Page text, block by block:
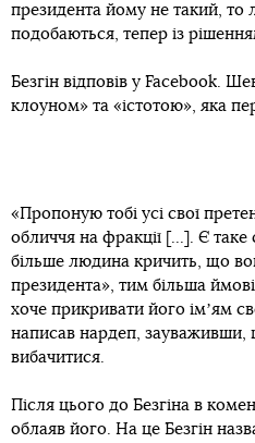
президента йому не такий, то
подобаються, тепер із
Безгін відповів у Facebook.
клоуном» та «істотою», яка
«Пропоную тобі усі свої
обличчя на фракції [...]. Є
більше людина кричить, що
президента», тим більша
хоче прикривати його імʼям
написав нардеп, зауваживши,
вибачитися.
Після цього до Безгіна в
облаяв його. На це Безгін